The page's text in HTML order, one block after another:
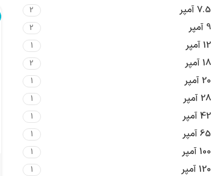
7.5 آمپر 2
9 آمپر 2
12 آمپر 1
18 آمپر 2
20 آمپر 1
28 آمپر 1
42 آمپر 1
65 آمپر 1
100 آمپر 1
120 آمپر 1